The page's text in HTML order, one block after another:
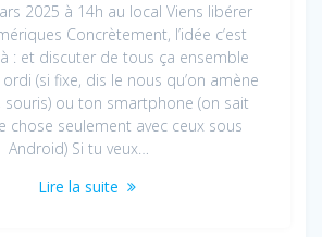
2025 à 14h au local Viens libérer
Concrètement, l’idée c’est
: et discuter de tous ça ensemble
(si fixe, dis le nous qu’on amène
souris) ou ton smartphone (on sait
chose seulement avec ceux sous
Android) Si tu veux…
Lire la suite